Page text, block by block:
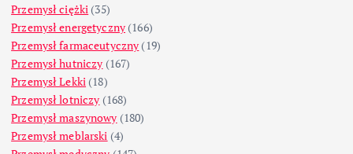
Przemysł ciężki (35)
Przemysł energetyczny (166)
Przemysł farmaceutyczny (19)
Przemysł hutniczy (167)
Przemysł Lekki (18)
Przemysł lotniczy (168)
Przemysł maszynowy (180)
Przemysł meblarski (4)